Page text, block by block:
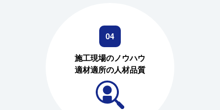
04
施工現場のノウハウ
適材適所の人材品質